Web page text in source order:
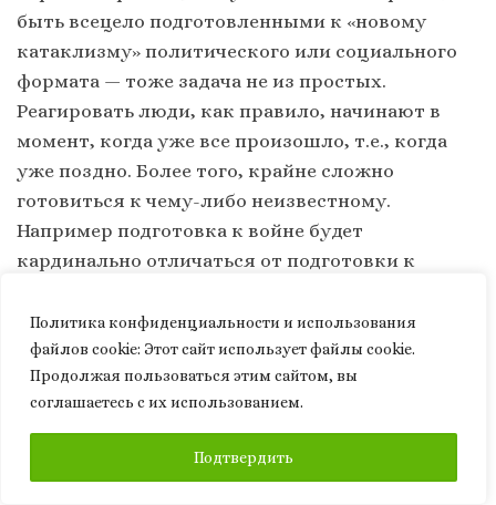
Политика конфиденциальности и использования
файлов сookie: Этот сайт использует файлы cookie.
Продолжая пользоваться этим сайтом, вы
соглашаетесь с их использованием.
Подтвердить
быть всецело подготовленными к «новому
катаклизму» политического или социального
формата — тоже задача не из простых.
Реагировать люди, как правило, начинают в
момент, когда уже все произошло, т.е., когда
уже поздно. Более того, крайне сложно
готовиться к чему-либо неизвестному.
Например подготовка к войне будет
кардинально отличаться от подготовки к
угрозы, а значит, воздействие, ущерб и
последствия также будут отличаться. Но что
именно потенциально может случиться:
или пандемия?А может и вовсе разразится
иная глобальная угроза, о существовании
которой человек не знал ранее. Как, в таком